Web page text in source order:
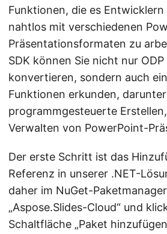
Funktionen, die es
nahtlos mit verschiedenen
Präsentationsformaten zu
SDK können Sie nicht nur ODP
konvertieren, sondern auch
Funktionen erkunden,
programmgesteuerte
Verwalten von PowerPoint-
Der erste Schritt ist das
Referenz in unserer .NET-
daher im NuGet-
„Aspose.Slides-Cloud“ und
Schaltfläche „Paket